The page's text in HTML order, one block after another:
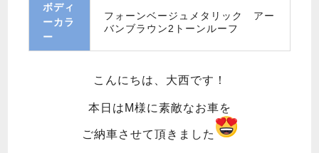
ボディ
ーカラ
ー
フォーンベージュメタリック アー
バンブラウン2トーンルーフ
こんにちは、大西です！
本日はM様に素敵なお車を
ご納車させて頂きました